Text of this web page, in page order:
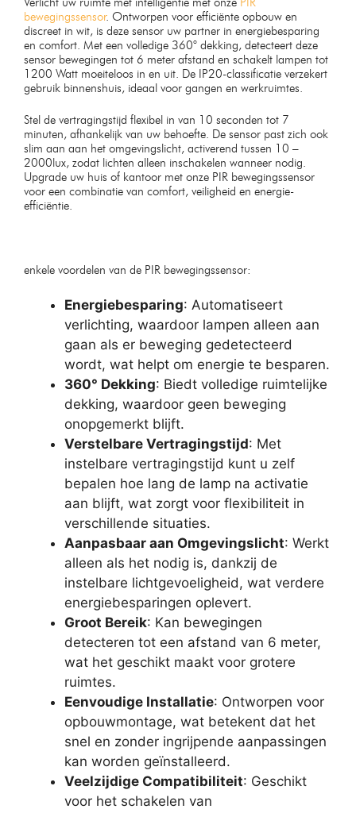
bewegingssensor. Ontworpen voor efficiënte opbouw en
discreet in wit, is deze sensor uw partner in energiebesparing
en comfort. Met een volledige 360° dekking, detecteert deze
sensor bewegingen tot 6 meter afstand en schakelt lampen tot
1200 Watt moeiteloos in en uit. De IP20-classificatie verzekert
gebruik binnenshuis, ideaal voor gangen en werkruimtes.
Stel de vertragingstijd flexibel in van 10 seconden tot 7
minuten, afhankelijk van uw behoefte. De sensor past zich ook
slim aan aan het omgevingslicht, activerend tussen 10 –
2000lux, zodat lichten alleen inschakelen wanneer nodig.
Upgrade uw huis of kantoor met onze PIR bewegingssensor
voor een combinatie van comfort, veiligheid en energie-
efficiëntie.
enkele voordelen van de PIR bewegingssensor:
Energiebesparing: Automatiseert
verlichting, waardoor lampen alleen aan
gaan als er beweging gedetecteerd
wordt, wat helpt om energie te besparen.
360° Dekking: Biedt volledige ruimtelijke
dekking, waardoor geen beweging
onopgemerkt blijft.
Verstelbare Vertragingstijd: Met
instelbare vertragingstijd kunt u zelf
bepalen hoe lang de lamp na activatie
aan blijft, wat zorgt voor flexibiliteit in
verschillende situaties.
Aanpasbaar aan Omgevingslicht: Werkt
alleen als het nodig is, dankzij de
instelbare lichtgevoeligheid, wat verdere
energiebesparingen oplevert.
Groot Bereik: Kan bewegingen
detecteren tot een afstand van 6 meter,
wat het geschikt maakt voor grotere
ruimtes.
Eenvoudige Installatie: Ontworpen voor
opbouwmontage, wat betekent dat het
snel en zonder ingrijpende aanpassingen
kan worden geïnstalleerd.
Veelzijdige Compatibiliteit: Geschikt
voor het schakelen van